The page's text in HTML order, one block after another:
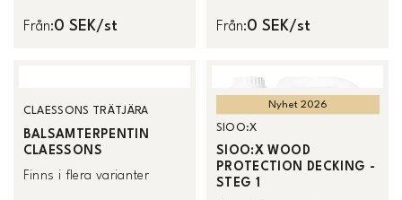
Från:0 SEK/st Från:0 SEK/st
CLAESSONS TRÄTJÄRA
BALSAMTERPENTIN
CLAESSONS
Finns i flera varianter
Nyhet 2026
SIOO:X
SIOO:X WOOD
PROTECTION DECKING -
STEG 1